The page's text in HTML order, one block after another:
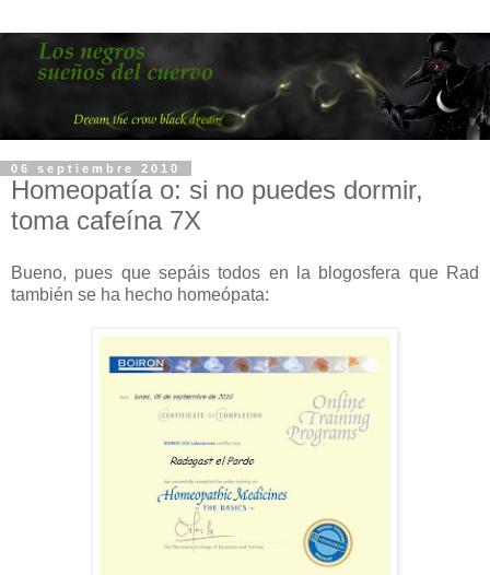
06 septiembre 2010
Homeopatía o: si no puedes dormir,
toma cafeína 7X
Bueno, pues que sepáis todos en la blogosfera que Rad
también se ha hecho homeópata: